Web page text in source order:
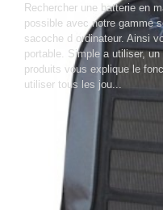
Rechercher une batterie en
possible avec notre gamme
sacoche d ordinateur. Ainsi
portable. Simple a utiliser,
produits vous explique le
utiliser tous les jou...